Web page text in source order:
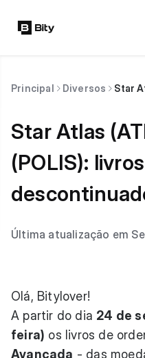
Principal Diversos
Star Atlas
(POLIS):
Última atualização em
Olá, Bitylover!
A partir do dia 24 de
feira) os livros de
Avançada - das